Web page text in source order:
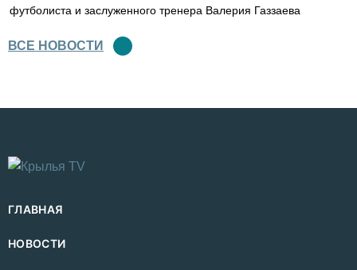
футболиста и заслуженного тренера Валерия Газзаева
ВСЕ НОВОСТИ
ГЛАВНАЯ
НОВОСТИ